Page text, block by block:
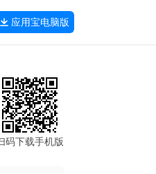
应用宝电脑版
码下载手机版